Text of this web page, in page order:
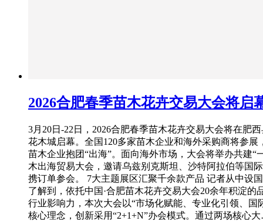
2026合肥春季苗木花卉交易大会将启
3月20日-22日，2026合肥春季苗木花卉交易大会将在肥
花木城启幕。全国120多家苗木企业和海外采购商将参展
苗木企业抱团“出海”。面向海外市场，大会将举办共建“
木出海贸易大会，邀请乌兹别克斯坦、沙特阿拉伯等国
携订单参会。 7大主题展区汇聚千余款产品 记者从中设
了解到，依托中国·合肥苗木花卉交易大会20余年积淀的
行业影响力，本次大会以“市场化赋能、专业化引领、国
核心理念，创新采用“2+1+N”办会模式。通过两场核心